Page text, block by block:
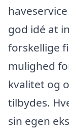
god idé at
forskellige
mulighed
kvalitet og
tilbydes.
sin egen